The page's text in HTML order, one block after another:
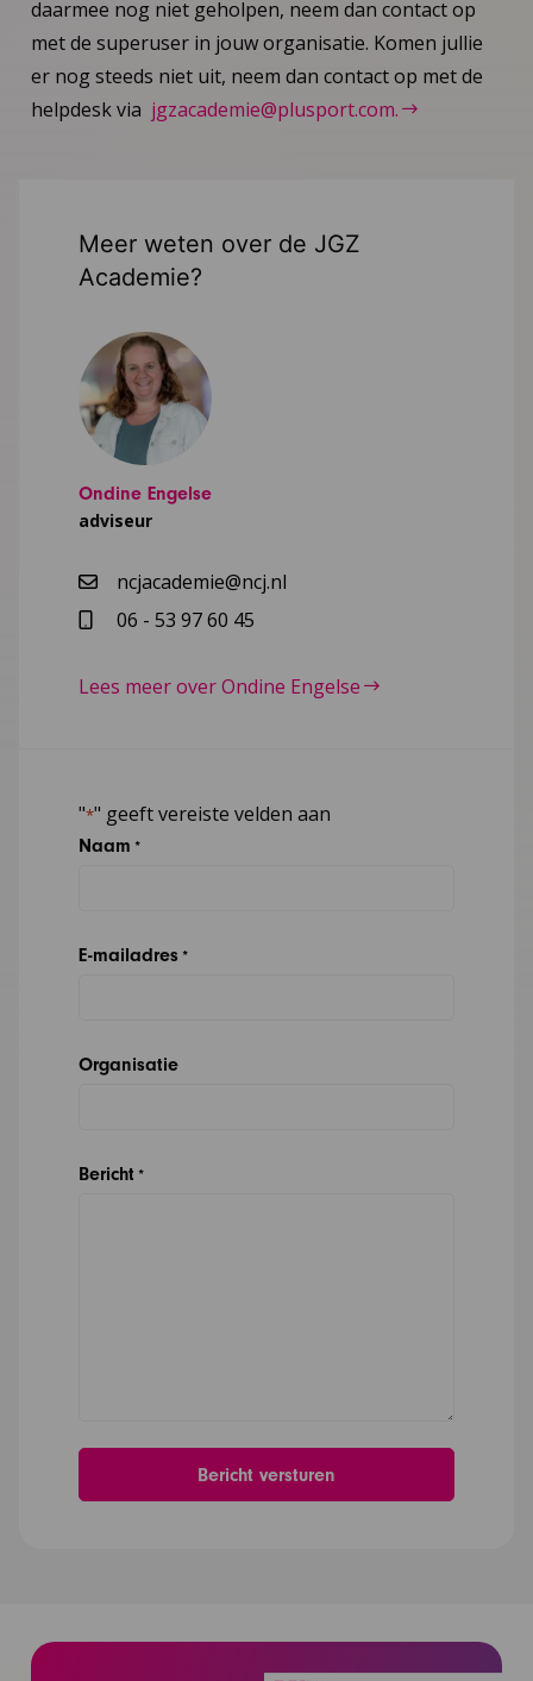
daarmee nog niet geholpen, neem dan contact op
met de superuser in jouw organisatie. Komen jullie
er nog steeds niet uit, neem dan contact op met de
helpdesk via jgzacademie@plusport.com.
Meer weten over de JGZ
Academie?
Ondine Engelse
adviseur
ncjacademie@ncj.nl
06 - 53 97 60 45
Lees meer over Ondine Engelse
"*" geeft vereiste velden aan
Naam *
E-mailadres *
Organisatie
Bericht *